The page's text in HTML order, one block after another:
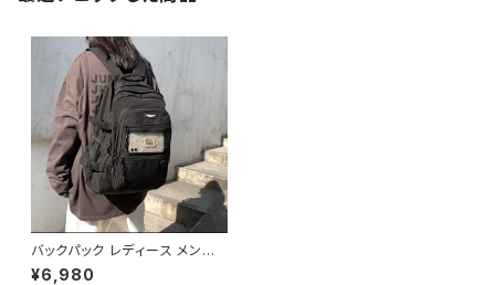
バックパック レディース メンズ
リュック 春夏 秋冬 春 夏 秋 冬
¥6,980